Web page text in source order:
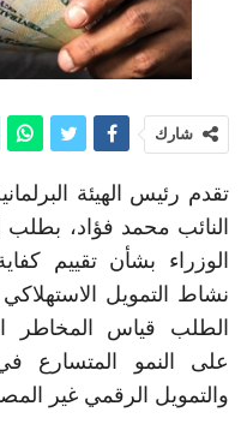
شارك
تقدم رئيس الهيئة
النائب محمد فؤاد،
الوزراء بشأن تقييم
الطلب قياس المخاطر
على النمو المتسارع
والتمويل الرقمي غير